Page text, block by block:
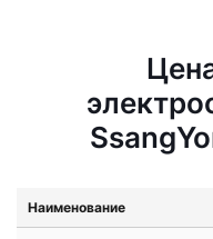
Наименование